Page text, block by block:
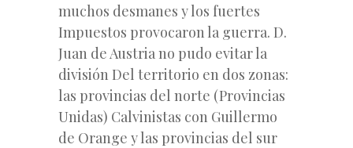
muchos desmanes y los fuertes
Impuestos provocaron la guerra. D.
Juan de Austria no pudo evitar la
división Del territorio en dos zonas:
las provincias del norte (Provincias
Unidas) Calvinistas con Guillermo
de Orange y las provincias del sur